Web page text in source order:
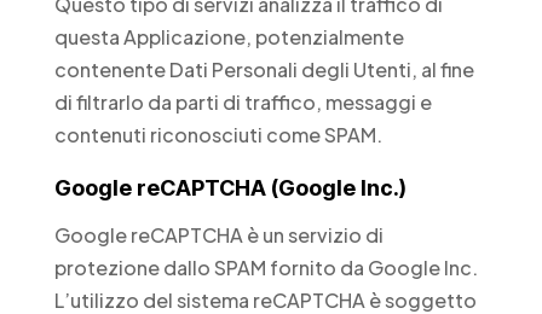
questa Applicazione, potenzialmente
contenente Dati Personali degli Utenti, al fine
di filtrarlo da parti di traffico, messaggi e
contenuti riconosciuti come SPAM.
Google reCAPTCHA (Google Inc.)
Google reCAPTCHA è un servizio di
protezione dallo SPAM fornito da Google Inc.
L’utilizzo del sistema reCAPTCHA è soggetto